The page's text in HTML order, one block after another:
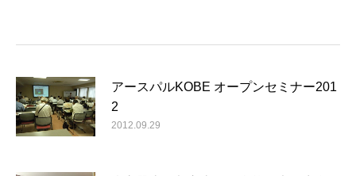
アースパルKOBE オープンセミナー201
2
2012.09.29